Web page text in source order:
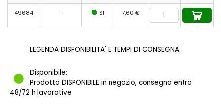
49684 - SI 7,60 €
LEGENDA DISPONIBILITA' E TEMPI DI CONSEGNA:
Disponibile:
Prodotto DISPONIBILE in negozio, consegna entro
48/72 h lavorative